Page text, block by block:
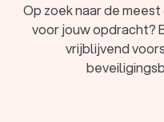
Een beveiligingsbedrijf in
de veiligheid van mensen,
waarborgen. De
afhankelijk van jouw
Inbraakbeveiliging:het
Op zoek naar de
voor jouw opdracht?
vrijblijvend